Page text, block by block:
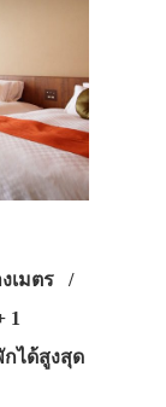
งเมตร /
1
กได้สูงสุด